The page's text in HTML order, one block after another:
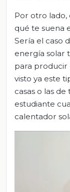
Por otro lado,
qué te suena
Sería el caso
energía solar
para producir
visto ya este
casas o las
estudiante
calentador